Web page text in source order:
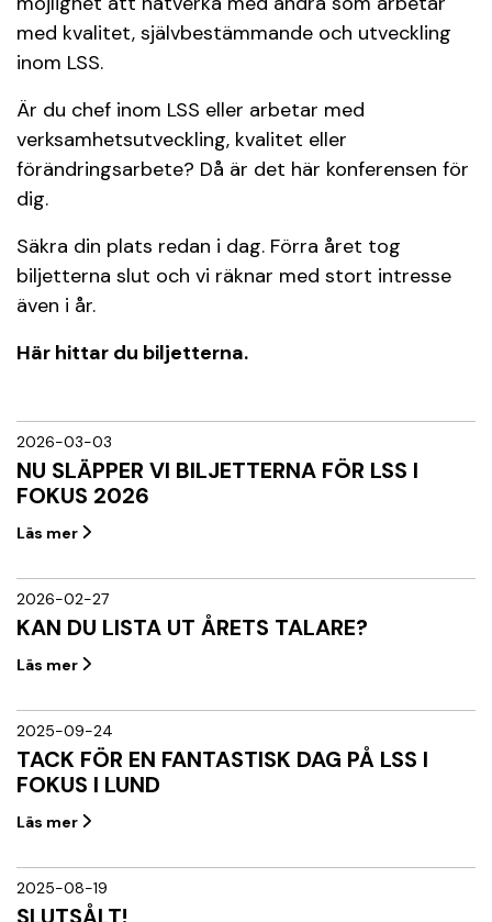
med kvalitet, självbestämmande och utveckling
inom LSS.
Är du chef inom LSS eller arbetar med
verksamhetsutveckling, kvalitet eller
förändringsarbete? Då är det här konferensen för
dig.
Säkra din plats redan i dag. Förra året tog
biljetterna slut och vi räknar med stort intresse
även i år.
Här hittar du biljetterna.
2026-03-03
NU SLÄPPER VI BILJETTERNA FÖR LSS I
FOKUS 2026
Läs mer
2026-02-27
KAN DU LISTA UT ÅRETS TALARE?
Läs mer
2025-09-24
TACK FÖR EN FANTASTISK DAG PÅ LSS I
FOKUS I LUND
Läs mer
2025-08-19
SLUTSÅLT!